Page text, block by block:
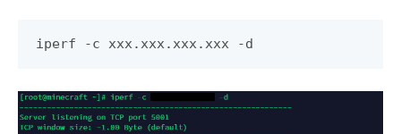
iperf -c xxx.xxx.xxx.xxx -d